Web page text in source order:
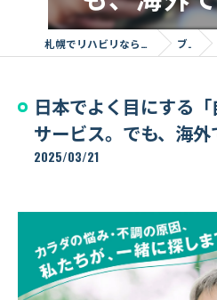
札幌でリハビリならリハビリジム プライズネス ブログ
日本でよく目にする「
サービス。でも、海外
2025/03/21